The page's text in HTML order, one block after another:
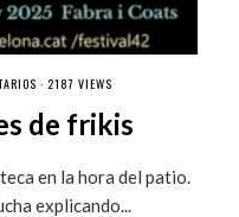
· 2187 VIEWS
de frikis
en la hora del patio.
explicando...